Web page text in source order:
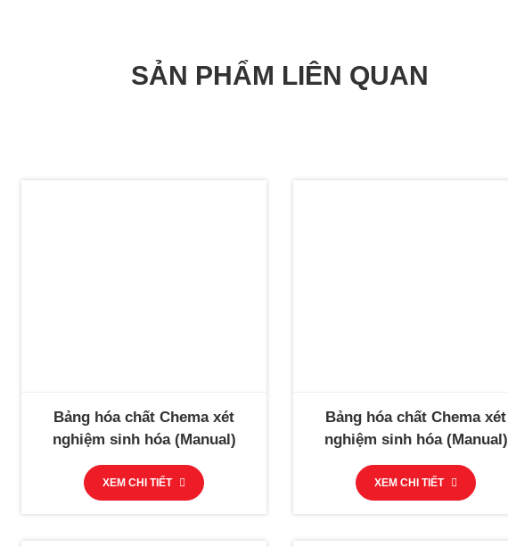
SẢN PHẨM LIÊN QUAN
Bảng hóa chất Chema xét
nghiệm sinh hóa (Manual)
XEM CHI TIẾT
Bảng hóa chất Chema xét
nghiệm sinh hóa (Manual)
XEM CHI TIẾT